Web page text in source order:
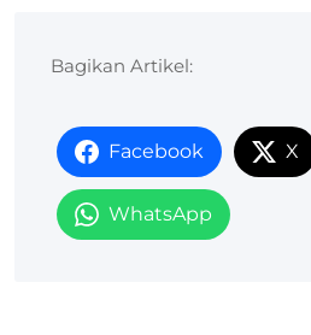
Bagikan Artikel:
Facebook X
WhatsApp